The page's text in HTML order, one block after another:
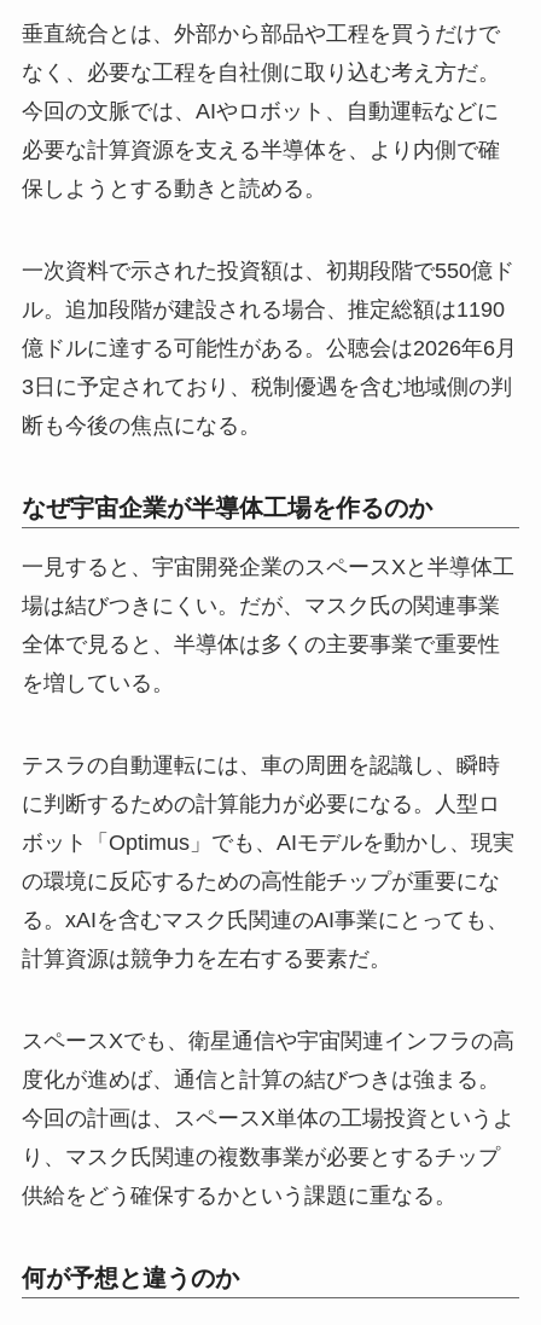
垂直統合とは、外部から部品や工程を買うだけで
なく、必要な工程を自社側に取り込む考え方だ。
今回の文脈では、AIやロボット、自動運転などに
必要な計算資源を支える半導体を、より内側で確
保しようとする動きと読める。
一次資料で示された投資額は、初期段階で550億ド
ル。追加段階が建設される場合、推定総額は1190
億ドルに達する可能性がある。公聴会は2026年6月
3日に予定されており、税制優遇を含む地域側の判
断も今後の焦点になる。
なぜ宇宙企業が半導体工場を作るのか
一見すると、宇宙開発企業のスペースXと半導体工
場は結びつきにくい。だが、マスク氏の関連事業
全体で見ると、半導体は多くの主要事業で重要性
を増している。
テスラの自動運転には、車の周囲を認識し、瞬時
に判断するための計算能力が必要になる。人型ロ
ボット「Optimus」でも、AIモデルを動かし、現実
の環境に反応するための高性能チップが重要にな
る。xAIを含むマスク氏関連のAI事業にとっても、
計算資源は競争力を左右する要素だ。
スペースXでも、衛星通信や宇宙関連インフラの高
度化が進めば、通信と計算の結びつきは強まる。
今回の計画は、スペースX単体の工場投資というよ
り、マスク氏関連の複数事業が必要とするチップ
供給をどう確保するかという課題に重なる。
何が予想と違うのか